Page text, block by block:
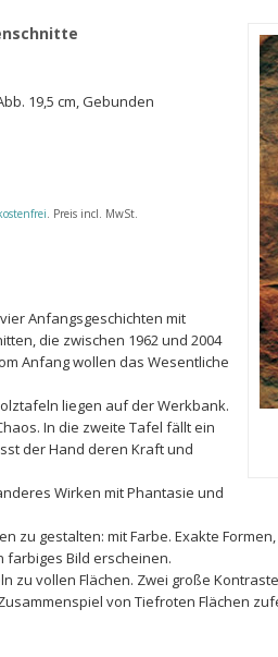
19,5 cm, Gebunden
. Preis incl. MwSt.
Anfangsgeschichten mit
die zwischen 1962 und 2004
Anfang wollen das Wesentliche
liegen auf der Werkbank.
In die zweite Tafel fällt ein
der Hand deren Kraft und
Wirken mit Phantasie und
zu gestalten: mit Farbe. Exakte
farbiges Bild erscheinen.
zu vollen Flächen. Zwei große
von Tiefroten Flächen